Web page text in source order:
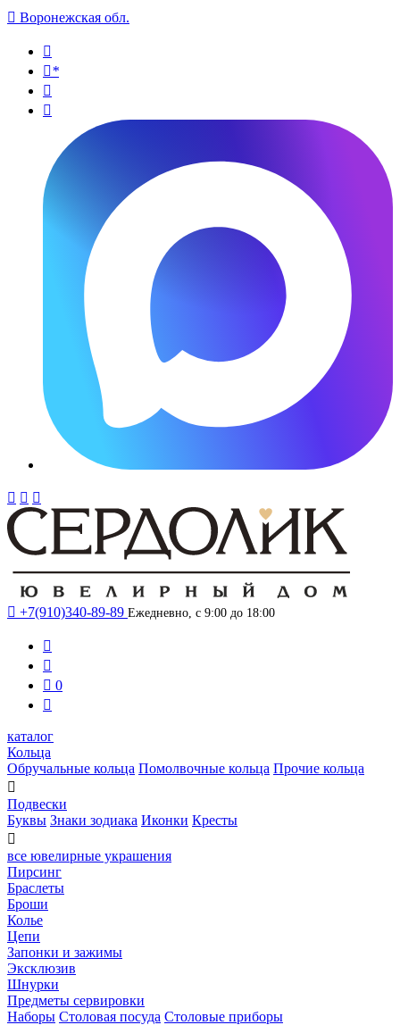
 Воронежская обл.

*


  
 +7(910)340-89-89 Ежедневно, с 9:00 до 18:00


 0

каталог
Кольца
Обручальные кольца Помолвочные кольца Прочие кольца

Подвески
Буквы Знаки зодиака Иконки Кресты

все ювелирные украшения
Пирсинг
Браслеты
Броши
Колье
Цепи
Запонки и зажимы
Эксклюзив
Шнурки
Предметы сервировки
Наборы Столовая посуда Столовые приборы